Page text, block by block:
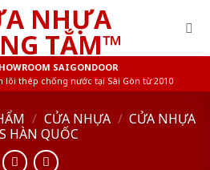
SAIGONDOOR
lõi thép chống nước tại Sài Gòn từ 2010
/ CỬA NHỰA / CỬA NHỰA
HÀN QUỐC